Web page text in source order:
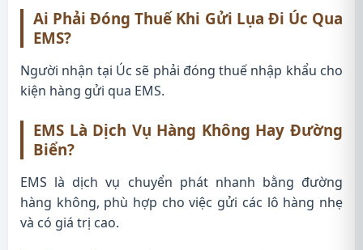
Ai Phải Đóng Thuế Khi Gửi Lụa Đi Úc Qua
EMS?
Người nhận tại Úc sẽ phải đóng thuế nhập khẩu cho
kiện hàng gửi qua EMS.
EMS Là Dịch Vụ Hàng Không Hay Đường
Biển?
EMS là dịch vụ chuyển phát nhanh bằng đường
hàng không, phù hợp cho việc gửi các lô hàng nhẹ
và có giá trị cao.